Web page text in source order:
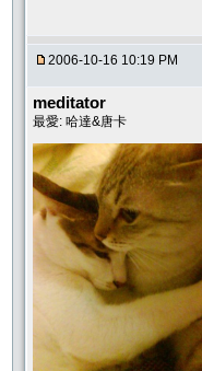
2006-10-16 10:19 PM
meditator
最愛: 哈達&唐卡